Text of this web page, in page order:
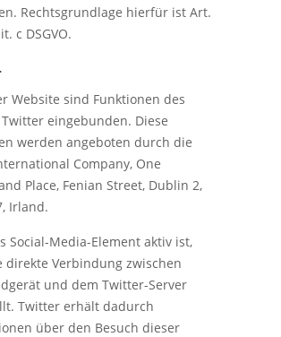
Rechtsgrundlage hierfür ist Art.
c DSGVO.
Website sind Funktionen des
eingebunden. Diese
werden angeboten durch die
Company, One
Place, Fenian Street, Dublin 2,
Irland.
Social-Media-Element aktiv ist,
direkte Verbindung zwischen
und dem Twitter-Server
Twitter erhält dadurch
über den Besuch dieser